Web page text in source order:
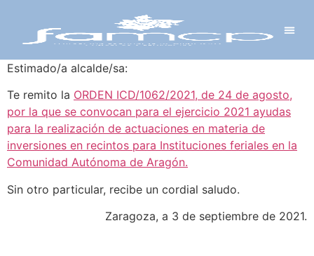
Estimado/a alcalde/sa:
Te remito la ORDEN ICD/1062/2021, de 24 de agosto,
por la que se convocan para el ejercicio 2021 ayudas
para la realización de actuaciones en materia de
inversiones en recintos para Instituciones feriales en la
Comunidad Autónoma de Aragón.
Sin otro particular, recibe un cordial saludo.
Zaragoza, a 3 de septiembre de 2021.